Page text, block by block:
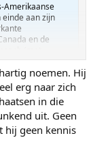
Amerikaanse
aan zijn
en de
(met...
Stolz (met
als coach, Holum
getrouwd
Eric Heiden
noemen. Hij
erg naar zich
in die
uit. Geen
hij geen kennis